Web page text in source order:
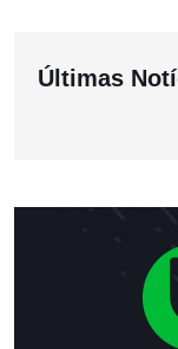
Últimas